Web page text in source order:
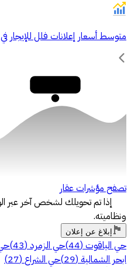
متوسط أسعار إعلانات فلل للإيجار
تصفح مؤشرات عقار
إذا تم تحويلك لشخص آخر عبر
ونظاميته.
إبلاغ عن إعلان
حي الياقوت(
44
)حي الزمرد(
43
)
ابحر الشمالية(
29
)حي الشراع(
27
)